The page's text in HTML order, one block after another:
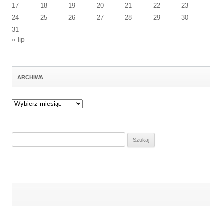
17
18 19 20 21 22
23
24
25 26 27 28 29
30
31
« lip
ARCHIWA
Archiwa